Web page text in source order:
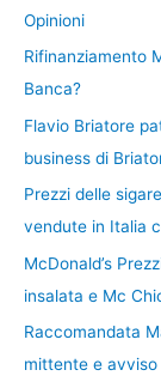
Opinioni
Rifinanziamento
Banca?
Flavio Briatore
business di
Prezzi delle
vendute in Italia
McDonald’s
insalata e Mc
Raccomandata
mittente e avviso